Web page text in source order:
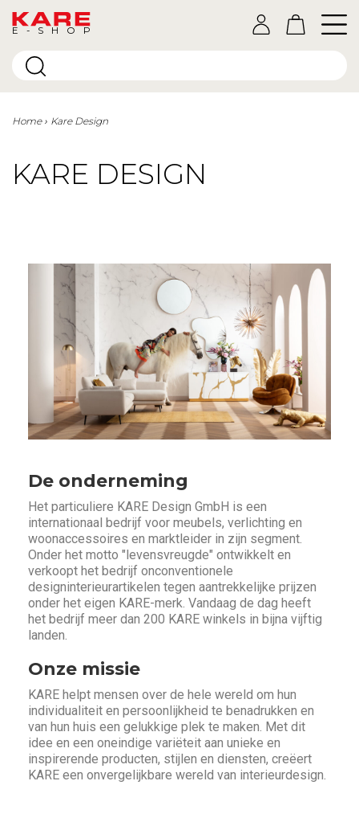
E-SHOP
Home Kare Design
KARE DESIGN
De onderneming
Het particuliere KARE Design GmbH is een
internationaal bedrijf voor meubels, verlichting en
woonaccessoires en marktleider in zijn segment.
Onder het motto "levensvreugde" ontwikkelt en
verkoopt het bedrijf onconventionele
designinterieurartikelen tegen aantrekkelijke prijzen
onder het eigen KARE-merk. Vandaag de dag heeft
het bedrijf meer dan 200 KARE winkels in bijna vijftig
landen.
Onze missie
KARE helpt mensen over de hele wereld om hun
individualiteit en persoonlijkheid te benadrukken en
van hun huis een gelukkige plek te maken. Met dit
idee en een oneindige variëteit aan unieke en
inspirerende producten, stijlen en diensten, creëert
KARE een onvergelijkbare wereld van interieurdesign.